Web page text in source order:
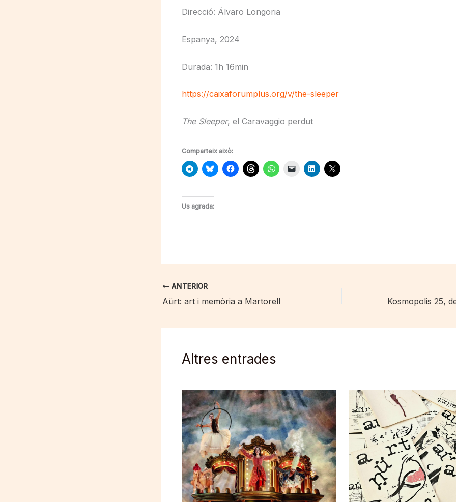
Direcció: Álvaro Longoria
Espanya, 2024
Durada: 1h 16min
https://caixaforumplus.org/v/the-sleeper
The Sleeper, el Caravaggio perdut
Comparteix això:
Us agrada:
ANTERIOR
Aürt: art i memòria a Martorell
Altres entrades